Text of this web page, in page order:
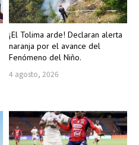
¡El Tolima arde! Declaran alerta
naranja por el avance del
Fenómeno del Niño.
4 agosto, 2026